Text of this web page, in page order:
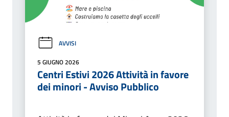
AVVISI
5 GIUGNO 2026
Centri Estivi 2026 Attività in favore
dei minori - Avviso Pubblico